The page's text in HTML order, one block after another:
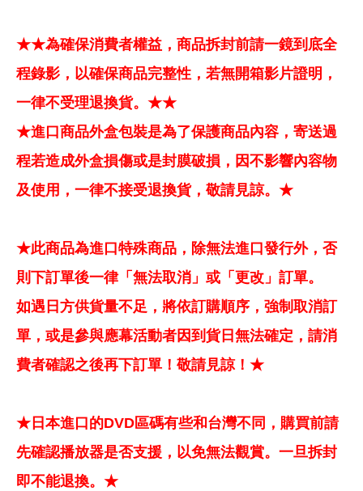
★★為確保消費者權益，商品拆封前請一鏡到底全
程錄影，以確保商品完整性，若無開箱影片證明，
一律不受理退換貨。★★
★進口商品外盒包裝是為了保護商品內容，寄送過
程若造成外盒損傷或是封膜破損，因不影響內容物
及使用，一律不接受退換貨，敬請見諒。★
★此商品為進口特殊商品，除無法進口發行外，否
則下訂單後一律「無法取消」或「更改」訂單。
如遇日方供貨量不足，將依訂購順序，強制取消訂
單，或是參與應幕活動者因到貨日無法確定，請消
費者確認之後再下訂單！敬請見諒！★
★日本進口的DVD區碼有些和台灣不同，購買前請
先確認播放器是否支援，以免無法觀賞。一旦拆封
即不能退換。★